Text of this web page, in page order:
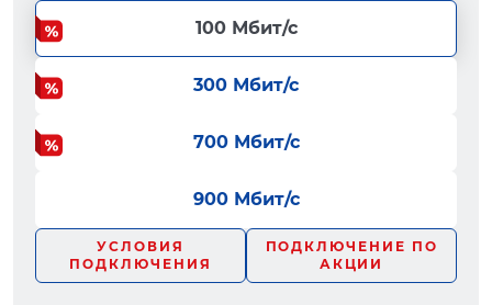
100 Мбит/с
300 Мбит/с
700 Мбит/с
900 Мбит/с
УСЛОВИЯ
ПОДКЛЮЧЕНИЯ
ПОДКЛЮЧЕНИЕ ПО
АКЦИИ